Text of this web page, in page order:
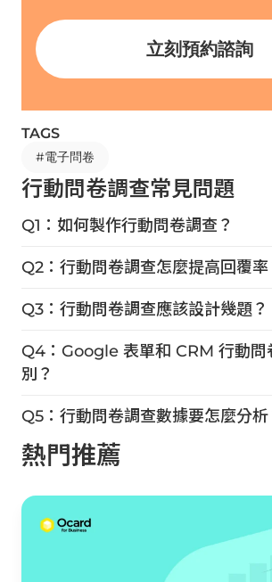
立刻預約諮詢
TAGS
#電子問卷
行動問卷調查常見問題
Q1：如何製作行動問卷調查？
Q2：行動問卷調查怎麼提高回覆率
Q3：行動問卷調查應該設計幾題？
Q4：Google 表單和 CRM 行動問
別？
Q5：行動問卷調查數據要怎麼分析
熱門推薦